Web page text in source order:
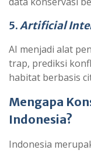
5.Artificial
AI menjadi alat
trap, prediksi
habitat berbasis
Mengapa
Indonesia?
Indonesia